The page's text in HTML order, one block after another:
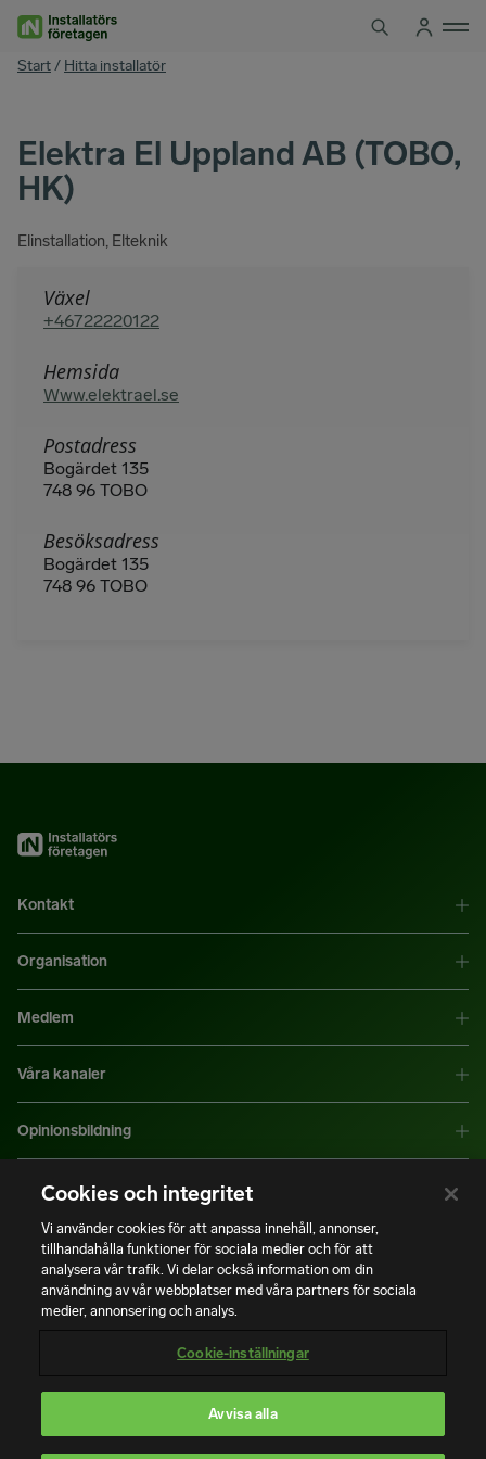
You
Start/ Hitta installatör
Elektra El Uppland AB (TOBO,
HK)
Elinstallation, Elteknik
Växel
+46722220122
Hemsida
Www.elektrael.se
Postadress
Bogärdet 135
748 96 TOBO
Besöksadress
Bogärdet 135
748 96 TOBO
Kontakt
Organisation
Medlem
Våra kanaler
Opinionsbildning
Mer information
Copyright © Installatörsföretagen. Alla rättigheter förbehålls.
Integritetspolicy | Användning av cookies | Bli medlem
En del av
Cookies och integritet
Vi använder cookies för att anpassa innehåll, annonser,
tillhandahålla funktioner för sociala medier och för att
analysera vår trafik. Vi delar också information om din
användning av vår webbplatser med våra partners för sociala
medier, annonsering och analys.
Cookie-inställningar
Avvisa alla